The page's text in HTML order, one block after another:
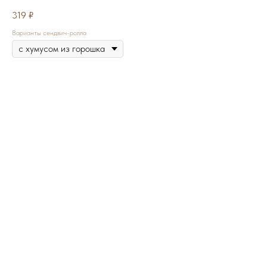
319 ₽
Варианты сендвич-ролла